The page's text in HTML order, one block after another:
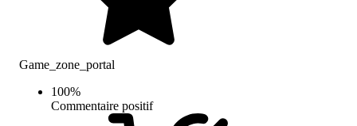
Game_zone_portal
100%
Commentaire positif